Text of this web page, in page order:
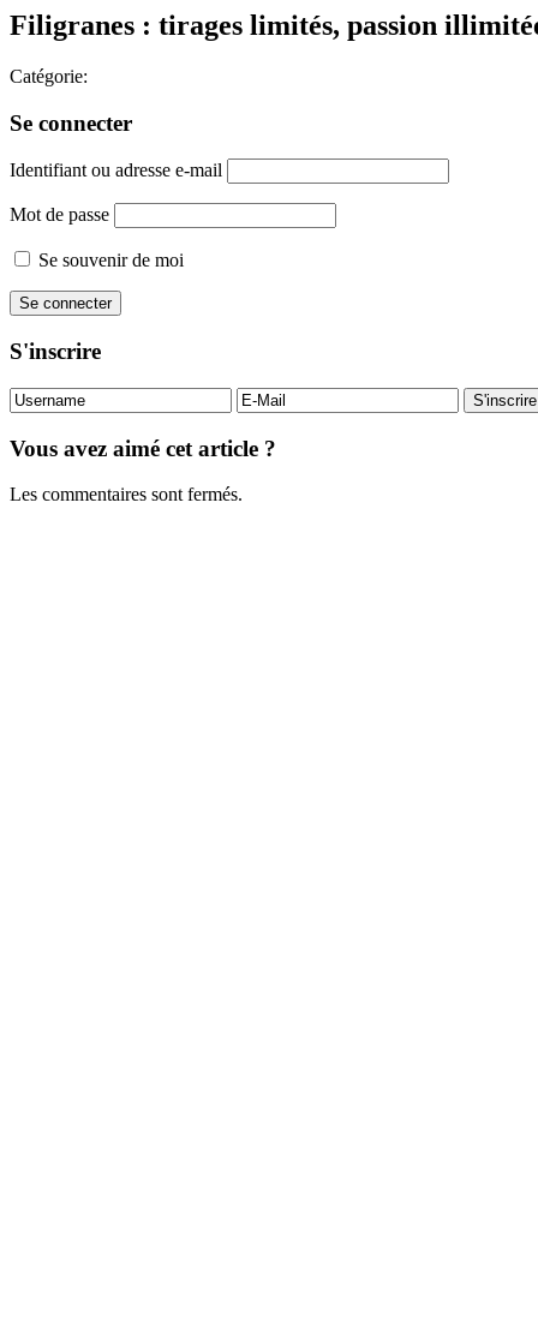
Filigranes : tirages limités, passion
Catégorie:
Se connecter
Identifiant ou adresse e-mail
Mot de passe
Se souvenir de moi
S'inscrire
Vous avez aimé cet article ?
Les commentaires sont fermés.